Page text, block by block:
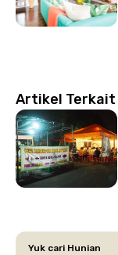
Artikel Terkait
Yuk cari Hunian